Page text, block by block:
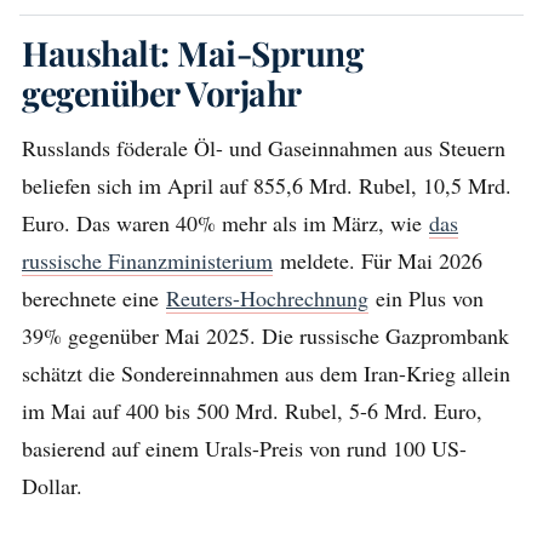
Haushalt: Mai-Sprung
gegenüber Vorjahr
Russlands föderale Öl- und Gaseinnahmen aus Steuern
beliefen sich im April auf 855,6 Mrd. Rubel, 10,5 Mrd.
Euro. Das waren 40% mehr als im März, wie das
russische Finanzministerium meldete. Für Mai 2026
berechnete eine Reuters-Hochrechnung ein Plus von
39% gegenüber Mai 2025. Die russische Gazprombank
schätzt die Sondereinnahmen aus dem Iran-Krieg allein
im Mai auf 400 bis 500 Mrd. Rubel, 5-6 Mrd. Euro,
basierend auf einem Urals-Preis von rund 100 US-
Dollar.